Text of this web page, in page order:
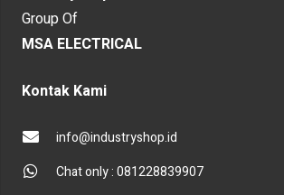
Group Of
MSA ELECTRICAL
Kontak Kami
info@industryshop.id
Chat only : 081228839907